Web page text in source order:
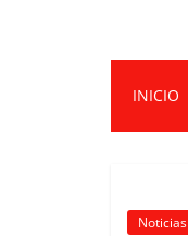
INICIO
Noticias